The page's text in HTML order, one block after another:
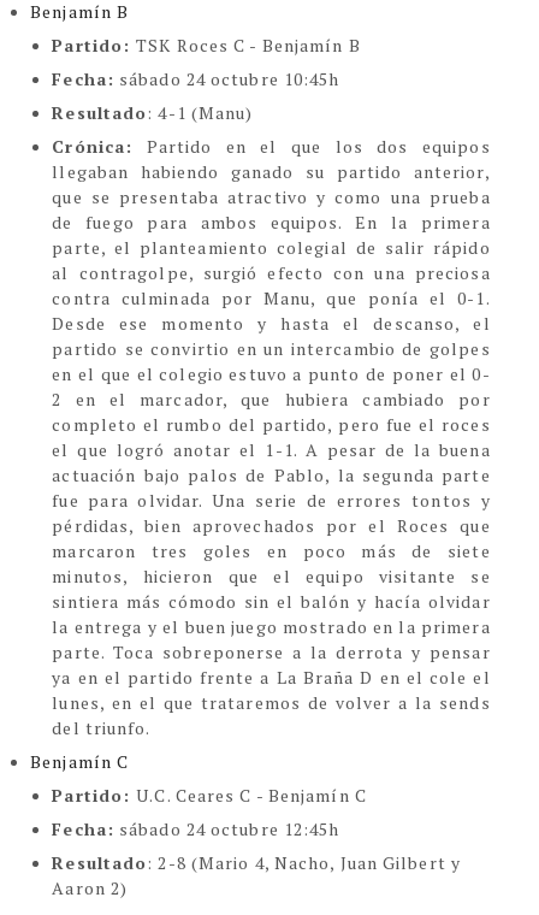
Benjamín B
Partido:TSK Roces C - Benjamín B
Fecha: sábado 24 octubre 10:45h
Resultado: 4-1 (Manu)
Crónica:
Partido en el que los dos equipos
llegaban habiendo ganado su partido anterior,
que se presentaba atractivo y como una prueba
de fuego para ambos equipos. En la primera
parte, el planteamiento colegial de salir rápido
al contragolpe, surgió efecto con una preciosa
contra culminada por Manu, que ponía el 0-1.
Desde ese momento y hasta el descanso, el
partido se convirtio en un intercambio de golpes
en el que el colegio estuvo a punto de poner el 0-
2 en el marcador, que hubiera cambiado por
completo el rumbo del partido, pero fue el roces
el que logró anotar el 1-1. A pesar de la buena
actuación bajo palos de Pablo, la segunda parte
fue para olvidar. Una serie de errores tontos y
pérdidas, bien aprovechados por el Roces que
marcaron tres goles en poco más de siete
minutos, hicieron que el equipo visitante se
sintiera más cómodo sin el balón y hacía olvidar
la entrega y el buen juego mostrado en la primera
parte. Toca sobreponerse a la derrota y pensar
ya en el partido frente a La Braña D en el cole el
lunes, en el que trataremos de volver a la sends
del triunfo.
Benjamín C
Partido:U.C. Ceares C - Benjamín C
Fecha: sábado 24 octubre 12:45h
Resultado: 2-8 (Mario 4, Nacho, Juan Gilbert y
Aaron 2)